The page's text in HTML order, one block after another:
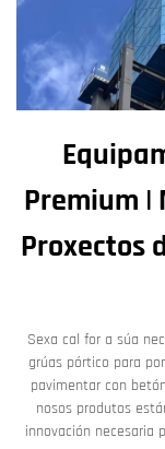
Premium |
Proxectos
Sexa cal for a súa
grúas pórtico para
pavimentar con
nosos produtos
innovación necesaria